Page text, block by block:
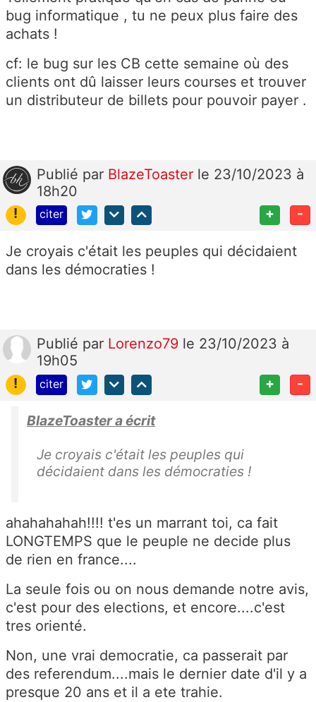
bug informatique , tu ne peux plus faire des
achats !
cf: le bug sur les CB cette semaine où des
clients ont dû laisser leurs courses et trouver
un distributeur de billets pour pouvoir payer .
Publié par BlazeToaster le 23/10/2023 à
18h20
!
citer + -
Je croyais c'était les peuples qui décidaient
dans les démocraties !
Publié par Lorenzo79 le 23/10/2023 à
19h05
!
citer + -
BlazeToaster a écrit
Je croyais c'était les peuples qui
décidaient dans les démocraties !
ahahahahah!!!! t'es un marrant toi, ca fait
LONGTEMPS que le peuple ne decide plus
de rien en france....
La seule fois ou on nous demande notre avis,
c'est pour des elections, et encore....c'est
tres orienté.
Non, une vrai democratie, ca passerait par
des referendum....mais le dernier date d'il y a
presque 20 ans et il a ete trahie.